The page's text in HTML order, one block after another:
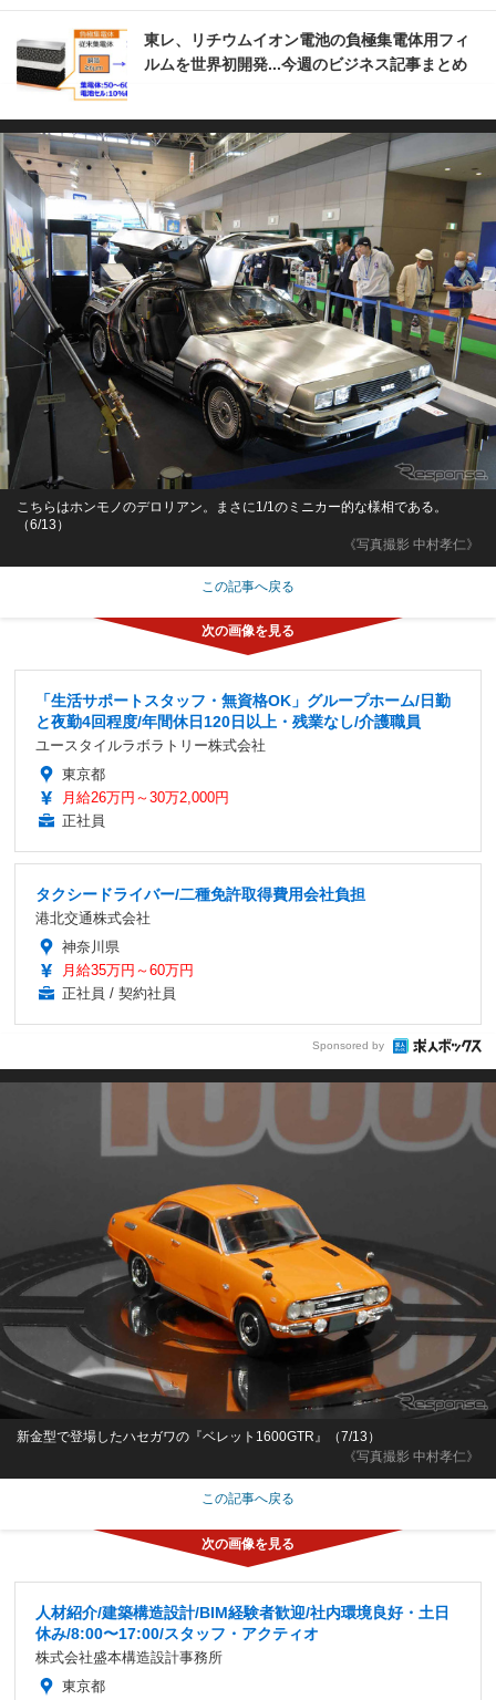
東レ、リチウムイオン電池の負極集電体用フィ
ルムを世界初開発...今週のビジネス記事まとめ
《写真撮影 中村孝仁》
こちらはホンモノのデロリアン。まさに1/1のミニカー的な様相である。
（6/13）
この記事へ戻る
「生活サポートスタッフ・無資格OK」グループホーム/日勤
と夜勤4回程度/年間休日120日以上・残業なし/介護職員
ユースタイルラボラトリー株式会社
東京都
月給26万円～30万2,000円
正社員
タクシードライバー/二種免許取得費用会社負担
港北交通株式会社
神奈川県
月給35万円～60万円
正社員 / 契約社員
Sponsored by
《写真撮影 中村孝仁》
新金型で登場したハセガワの『ベレット1600GTR』（7/13）
この記事へ戻る
人材紹介/建築構造設計/BIM経験者歓迎/社内環境良好・土日
休み/8:00〜17:00/スタッフ・アクティオ
株式会社盛本構造設計事務所
東京都